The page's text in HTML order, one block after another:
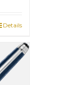
Details